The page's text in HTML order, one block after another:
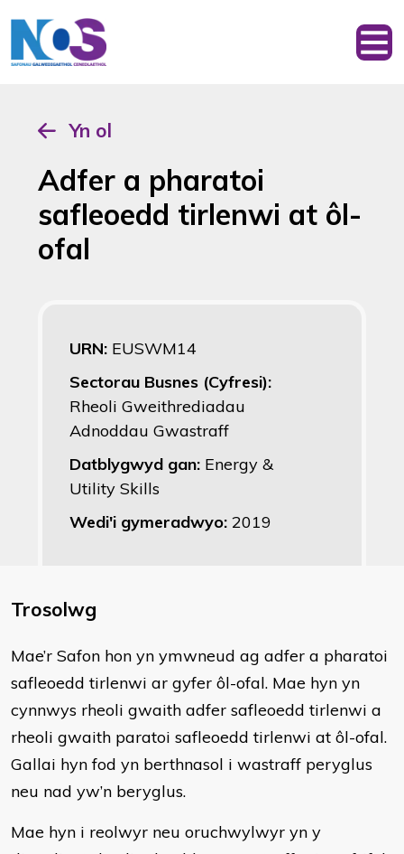
Yn ol
Adfer a pharatoi
safleoedd tirlenwi at ôl-
ofal
URN: EUSWM14
Sectorau Busnes (Cyfresi):
Rheoli Gweithrediadau
Adnoddau Gwastraff
Datblygwyd gan: Energy &
Utility Skills
Wedi'i gymeradwyo: 2019
Trosolwg
Mae’r Safon hon yn ymwneud ag adfer a pharatoi
safleoedd tirlenwi ar gyfer ôl-ofal. Mae hyn yn
cynnwys rheoli gwaith adfer safleoedd tirlenwi a
rheoli gwaith paratoi safleoedd tirlenwi at ôl-ofal.
Gallai hyn fod yn berthnasol i wastraff peryglus
neu nad yw’n beryglus.
Mae hyn i reolwyr neu oruchwylwyr yn y